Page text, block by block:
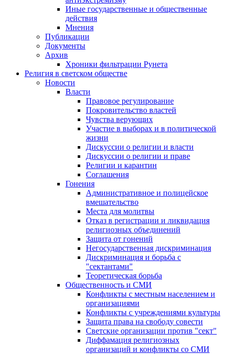
Иные государственные и общественные
действия
Мнения
Публикации
Документы
Архив
Хроники фильтрации Рунета
Религия в светском обществе
Новости
Власти
Правовое регулирование
Покровительство властей
Чувства верующих
Участие в выборах и в политической
жизни
Дискуссии о религии и власти
Дискуссии о религии и праве
Религии и карантин
Соглашения
Гонения
Административное и полицейское
вмешательство
Места для молитвы
Отказ в регистрации и ликвидация
религиозных объединений
Защита от гонений
Негосударственная дискриминация
Дискриминация и борьба с
"сектантами"
Теоретическая борьба
Общественность и СМИ
Конфликты с местным населением и
организациями
Конфликты с учреждениями культуры
Защита права на свободу совести
Светские организации против "сект"
Диффамация религиозных
организаций и конфликты со СМИ